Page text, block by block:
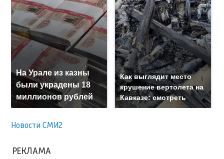
На Урале из казны
были украдены 18
миллионов рублей
Как выглядит место
крушение вертолета на
Кавказе: смотреть
Новости СМИ2
РЕКЛАМА